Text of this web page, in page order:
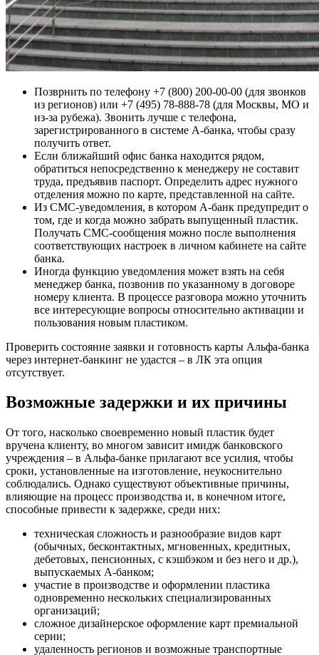
Позврнить по телефону +7 (800) 200-00-00 (для звонков
из регионов) или +7 (495) 78-888-78 (для Москвы, МО и
из-за рубежа). Звонить лучше с телефона,
зарегистрированного в системе А-банка, чтобы сразу
получить ответ.
Если ближайший офис банка находится рядом,
обратиться непосредственно к менеджеру не составит
труда, предъявив паспорт. Определить адрес нужного
отделения можно по карте, представленной на сайте.
Из СМС-уведомления, в котором А-банк предупредит о
том, где и когда можно забрать выпущенный пластик.
Получать СМС-сообщения можно после выполнения
соответствующих настроек в личном кабинете на сайте
банка.
Иногда функцию уведомления может взять на себя
менеджер банка, позвонив по указанному в договоре
номеру клиента. В процессе разговора можно уточнить
все интересующие вопросы относительно активации и
пользования новым пластиком.
Проверить состояние заявки и готовность карты Альфа-банка
через интернет-банкинг не удастся – в ЛК эта опция
отсутствует.
Возможные задержки и их причины
От того, насколько своевременно новый пластик будет
вручена клиенту, во многом зависит имидж банковского
учреждения – в Альфа-банке прилагают все усилия, чтобы
сроки, установленные на изготовление, неукоснительно
соблюдались. Однако существуют объективные причины,
влияющие на процесс производства и, в конечном итоге,
способные привести к задержке, среди них:
техническая сложность и разнообразие видов карт
(обычных, бесконтактных, мгновенных, кредитных,
дебетовых, пенсионных, с кэшбэком и без него и др.),
выпускаемых А-банком;
участие в производстве и оформлении пластика
одновременно нескольких специализированных
организаций;
сложное дизайнерское оформление карт премиальной
серии;
удаленность регионов и возможные транспортные